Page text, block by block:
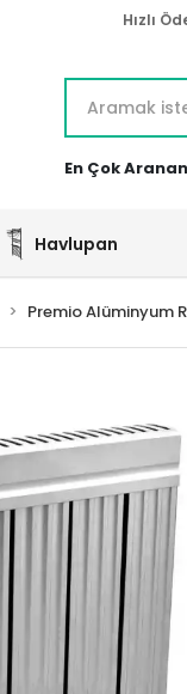
Hızlı
En Çok
Havlupan
Premio Alüminyum